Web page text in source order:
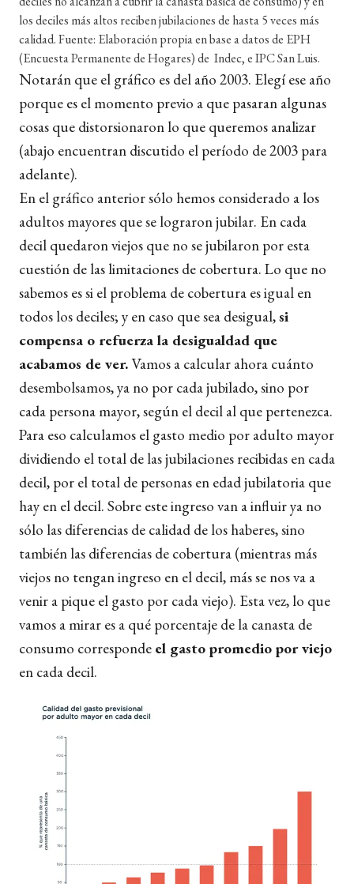
los deciles más altos reciben jubilaciones de hasta 5 veces más
calidad. Fuente: Elaboración propia en base a datos de EPH
(Encuesta Permanente de Hogares) de Indec, e IPC San Luis.
Notarán que el gráfico es del año 2003. Elegí ese año
porque es el momento previo a que pasaran algunas
cosas que distorsionaron lo que queremos analizar
(abajo encuentran discutido el período de 2003 para
adelante).
En el gráfico anterior sólo hemos considerado a los
adultos mayores que se lograron jubilar. En cada
decil quedaron viejos que no se jubilaron por esta
cuestión de las limitaciones de cobertura. Lo que no
sabemos es si el problema de cobertura es igual en
todos los deciles; y en caso que sea desigual,si
compensa o refuerza la desigualdad que
acabamos de ver.Vamos a calcular ahora cuánto
desembolsamos, ya no por cada jubilado, sino por
cada persona mayor, según el decil al que pertenezca.
Para eso calculamos el gasto medio por adulto mayor
dividiendo el total de las jubilaciones recibidas en cada
decil, por el total de personas en edad jubilatoria que
hay en el decil. Sobre este ingreso van a influir ya no
sólo las diferencias de calidad de los haberes, sino
también las diferencias de cobertura (mientras más
viejos no tengan ingreso en el decil, más se nos va a
venir a pique el gasto por cada viejo). Esta vez, lo que
vamos a mirar es a qué porcentaje de la canasta de
consumo corresponde el gasto promedio por viejo
en cada decil.